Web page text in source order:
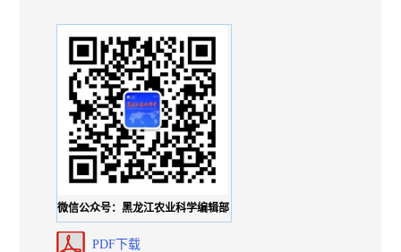
微信公众号：黑龙江农业科学编辑部
PDF下载